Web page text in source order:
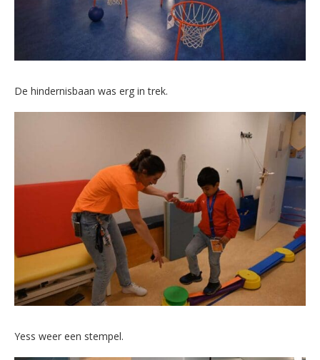
De hindernisbaan was erg in trek.
Yess weer een stempel.